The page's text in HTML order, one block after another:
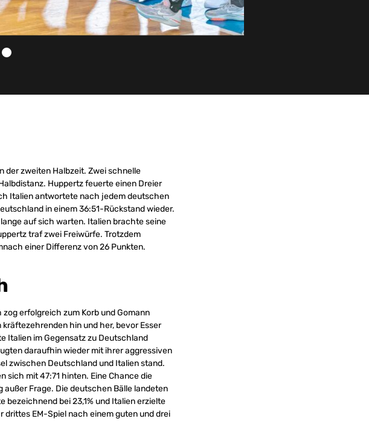
der zweiten Halbzeit. Zwei schnelle
Huppertz feuerte einen Dreier
Italien antwortete nach jedem deutschen
in einem 36:51-Rückstand wieder.
auf sich warten. Italien brachte seine
traf zwei Freiwürfe. Trotzdem
einer Differenz von 26 Punkten.
erfolgreich zum Korb und Gomann
hin und her, bevor Esser
Italien im Gegensatz zu Deutschland
daraufhin wieder mit ihrer aggressiven
zwischen Deutschland und Italien stand.
sich mit 47:71 hinten. Eine Chance die
Frage. Die deutschen Bälle landeten
bei 23,1% und Italien erzielte
EM-Spiel nach einem guten und drei